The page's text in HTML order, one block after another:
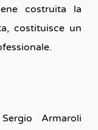
costruita la
costituisce un
Armaroli